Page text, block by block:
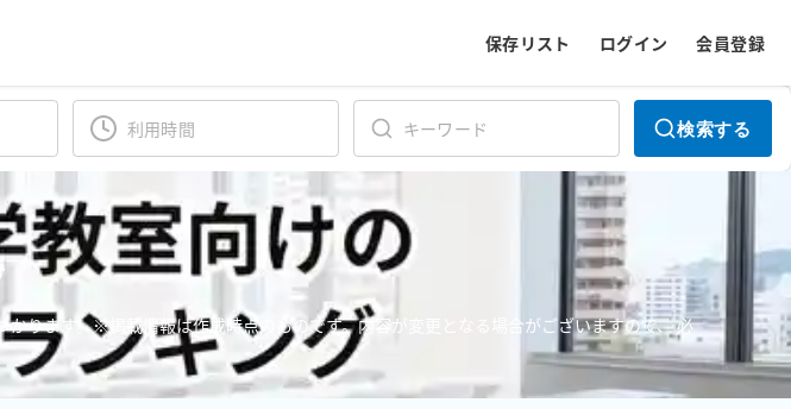
保存リスト ログイン 会員登録
検索する
ります。※掲載情報は作成時点のものです。内容が変更となる場合がございますので、 必